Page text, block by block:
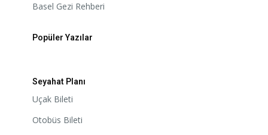
Basel Gezi Rehberi
Popüler Yazılar
Seyahat Planı
Uçak Bileti
Otobüs Bileti